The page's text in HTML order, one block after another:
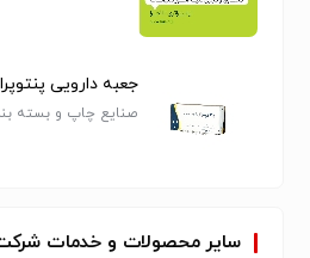
سایرمحصولات و خدمات
جعبه دارویی
صنایع چاپ و بسته